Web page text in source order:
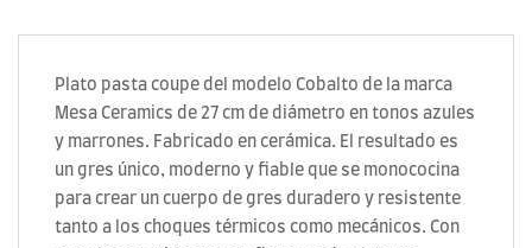
Plato pasta coupe del modelo Cobalto de la marca
Mesa Ceramics de 27 cm de diámetro en tonos azules
y marrones. Fabricado en cerámica. El resultado es
un gres único, moderno y fiable que se monococina
para crear un cuerpo de gres duradero y resistente
tanto a los choques térmicos como mecánicos. Con